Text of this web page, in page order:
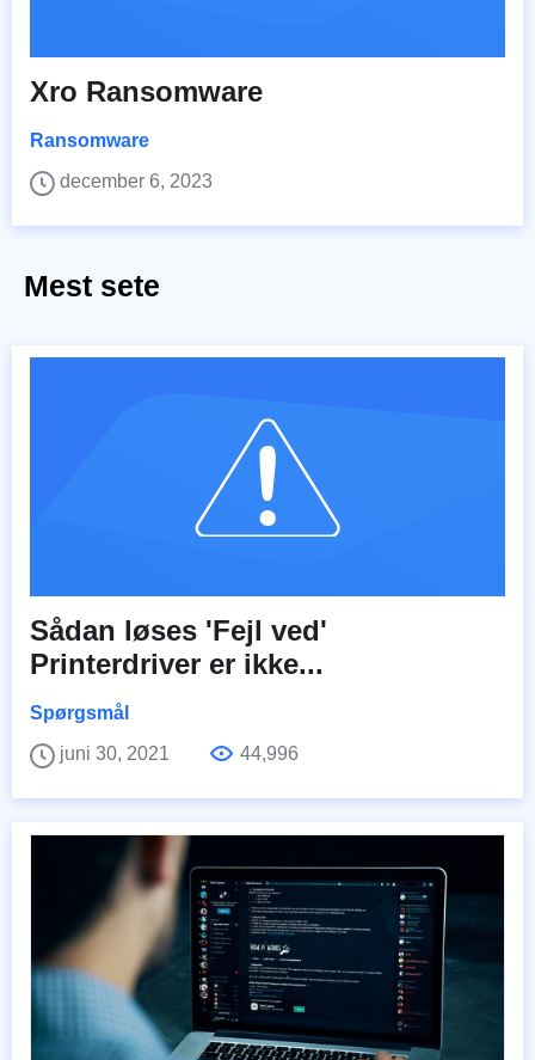
Xro Ransomware
Ransomware
december 6, 2023
Mest sete
Sådan løses 'Fejl ved'
Printerdriver er ikke...
Spørgsmål
juni 30, 2021
44,996